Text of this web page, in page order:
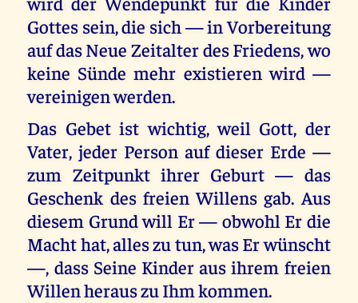
Gottes sein, die sich — in Vorbereitung
auf das Neue Zeitalter des Friedens, wo
keine Sünde mehr existieren wird —
vereinigen werden.
Das Gebet ist wichtig, weil Gott, der
Vater, jeder Person auf dieser Erde —
zum Zeitpunkt ihrer Geburt — das
Geschenk des freien Willens gab. Aus
diesem Grund will Er — obwohl Er die
Macht hat, alles zu tun, was Er wünscht
—, dass Seine Kinder aus ihrem freien
Willen heraus zu Ihm kommen.